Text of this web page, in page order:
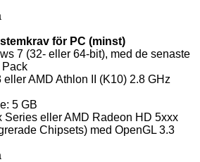
för PC (minst)
7 (32- eller 64-bit), med de senaste
Pack
AMD Athlon II (K10) 2.8 GHz
5 GB
Series eller AMD Radeon HD 5xxx
Chipsets) med OpenGL 3.3